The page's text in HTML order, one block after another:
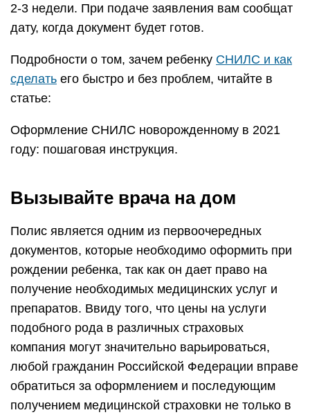
2-3 недели. При подаче заявления вам сообщат
дату, когда документ будет готов.
Подробности о том, зачем ребенку СНИЛС и как
сделать его быстро и без проблем, читайте в
статье:
Оформление СНИЛС новорожденному в 2021
году: пошаговая инструкция.
Вызывайте врача на дом
Полис является одним из первоочередных
документов, которые необходимо оформить при
рождении ребенка, так как он дает право на
получение необходимых медицинских услуг и
препаратов. Ввиду того, что цены на услуги
подобного рода в различных страховых
компания могут значительно варьироваться,
любой гражданин Российской Федерации вправе
обратиться за оформлением и последующим
получением медицинской страховки не только в